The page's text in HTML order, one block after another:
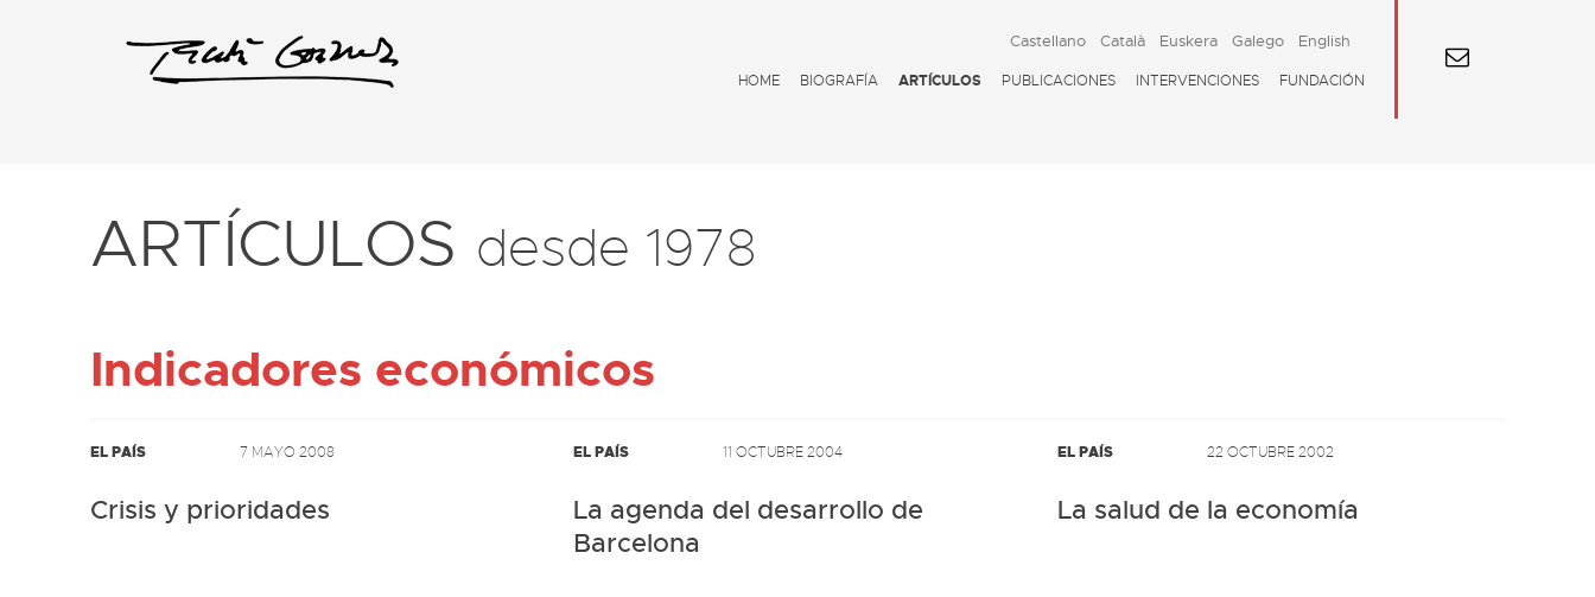
HOME BIOGRAFÍA ARTÍCULOS PUBLICACIONES INTERVENCIONES FUNDACIÓN
Castellano Català Euskera Galego English
ARTÍCULOS desde 1978
Indicadores económicos
EL PAÍS 7 MAYO 2008
Crisis y prioridades
EL PAÍS 11 OCTUBRE 2004
La agenda del desarrollo de
Barcelona
EL PAÍS 22 OCTUBRE 2002
La salud de la economía